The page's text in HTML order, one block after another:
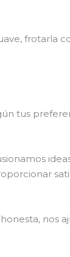
frotarla
tus
nos